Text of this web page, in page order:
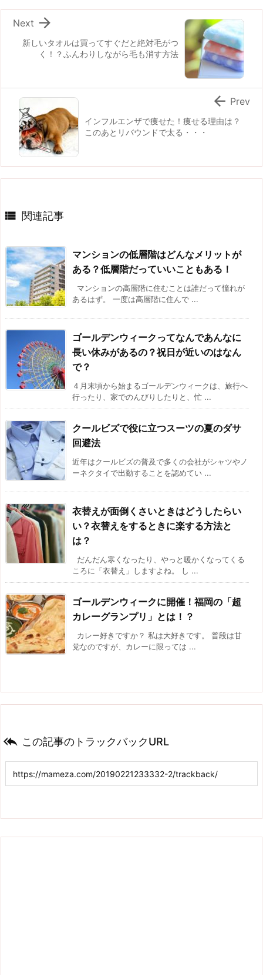
新しいタオルは買ってすぐだと絶対毛がつ
く！？ふんわりしながら毛も消す方法

Next
インフルエンザで痩せた！痩せる理由は？
このあとリバウンドで太る・・・
 Prev
 関連記事
マンションの低層階はどんなメリットが
ある？低層階だっていいこともある！
マンションの高層階に住むことは誰だって憧れが
あるはず。 一度は高層階に住んで ...
ゴールデンウィークってなんであんなに
長い休みがあるの？祝日が近いのはなん
で？
４月末頃から始まるゴールデンウィークは、旅行へ
行ったり、家でのんびりしたりと、忙 ...
クールビズで役に立つスーツの夏のダサ
回避法
近年はクールビズの普及で多くの会社がシャツやノ
ーネクタイで出勤することを認めてい ...
衣替えが面倒くさいときはどうしたらい
い？衣替えをするときに楽する方法と
は？
だんだん寒くなったり、やっと暖かくなってくる
ころに「衣替え」しますよね。 し ...
ゴールデンウィークに開催！福岡の「超
カレーグランプリ」とは！？
カレー好きですか？ 私は大好きです。 普段は甘
党なのですが、カレーに限っては ...
 この記事のトラックバックURL